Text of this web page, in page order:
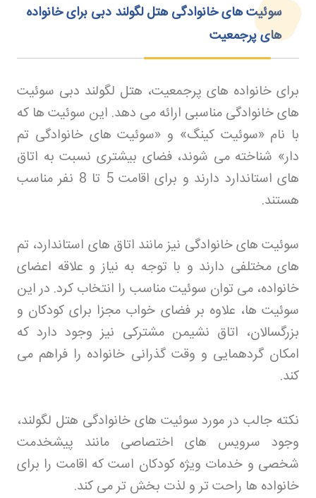
سوئیت‌ های خانوادگی هتل لگولند دبی برای خانواده‌
های پرجمعیت
برای خانواده های پرجمعیت، هتل لگولند دبی سوئیت
های خانوادگی مناسبی ارائه می دهد. این سوئیت ها که
با نام «سوئیت کینگ» و «سوئیت های خانوادگی تم
دار» شناخته می شوند، فضای بیشتری نسبت به اتاق
های استاندارد دارند و برای اقامت 5 تا 8 نفر مناسب
هستند.
سوئیت های خانوادگی نیز مانند اتاق های استاندارد، تم
های مختلفی دارند و با توجه به نیاز و علاقه اعضای
خانواده، می توان سوئیت مناسب را انتخاب کرد. در این
سوئیت ها، علاوه بر فضای خواب مجزا برای کودکان و
بزرگسالان، اتاق نشیمن مشترکی نیز وجود دارد که
امکان گردهمایی و وقت گذرانی خانواده را فراهم می
کند.
نکته جالب در مورد سوئیت های خانوادگی هتل لگولند،
وجود سرویس های اختصاصی مانند پیشخدمت
شخصی و خدمات ویژه کودکان است که اقامت را برای
خانواده ها راحت تر و لذت بخش تر می کند.